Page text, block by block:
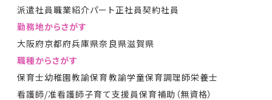
派遣社員職業紹介パート正社員契約社員
勤務地からさがす
大阪府京都府兵庫県奈良県滋賀県
職種からさがす
保育士幼稚園教諭保育教諭学童保育調理師栄養士
看護師/准看護師子育て支援員保育補助（無資格）